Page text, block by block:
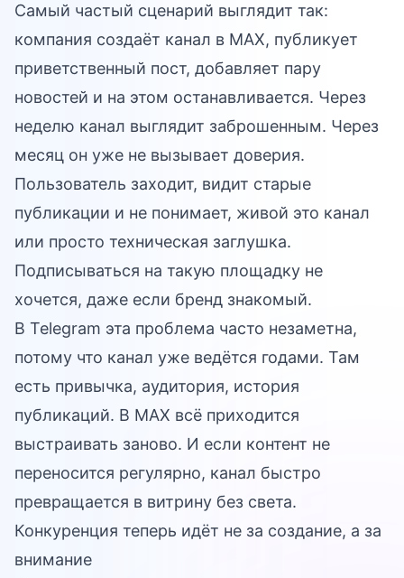
Самый частый сценарий выглядит так:
компания создаёт канал в MAX, публикует
приветственный пост, добавляет пару
новостей и на этом останавливается. Через
неделю канал выглядит заброшенным. Через
месяц он уже не вызывает доверия.
Пользователь заходит, видит старые
публикации и не понимает, живой это канал
или просто техническая заглушка.
Подписываться на такую площадку не
хочется, даже если бренд знакомый.
В Telegram эта проблема часто незаметна,
потому что канал уже ведётся годами. Там
есть привычка, аудитория, история
публикаций. В MAX всё приходится
выстраивать заново. И если контент не
переносится регулярно, канал быстро
превращается в витрину без света.
Конкуренция теперь идёт не за создание, а за
внимание